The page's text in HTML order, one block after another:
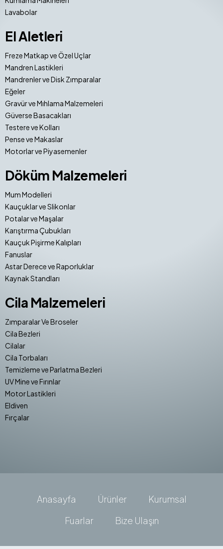
Lavabolar
El Aletleri
Freze Matkap ve Özel Uçlar
Mandren Lastikleri
Mandrenler ve Disk Zımparalar
Eğeler
Gravür ve Mıhlama Malzemeleri
Güverse Basacakları
Testere ve Kolları
Pense ve Makaslar
Motorlar ve Piyasemenler
Döküm Malzemeleri
Mum Modelleri
Kauçuklar ve Slikonlar
Potalar ve Maşalar
Karıştırma Çubukları
Kauçuk Pişirme Kalıpları
Fanuslar
Astar Derece ve Raporluklar
Kaynak Standları
Cila Malzemeleri
Zımparalar Ve Broseler
Cila Bezleri
Cilalar
Cila Torbaları
Temizleme ve Parlatma Bezleri
UV Mine ve Fırınlar
Motor Lastikleri
Eldiven
Fırçalar
Anasayfa Ürünler
Kurumsal
Fuarlar
Bize Ulaşın